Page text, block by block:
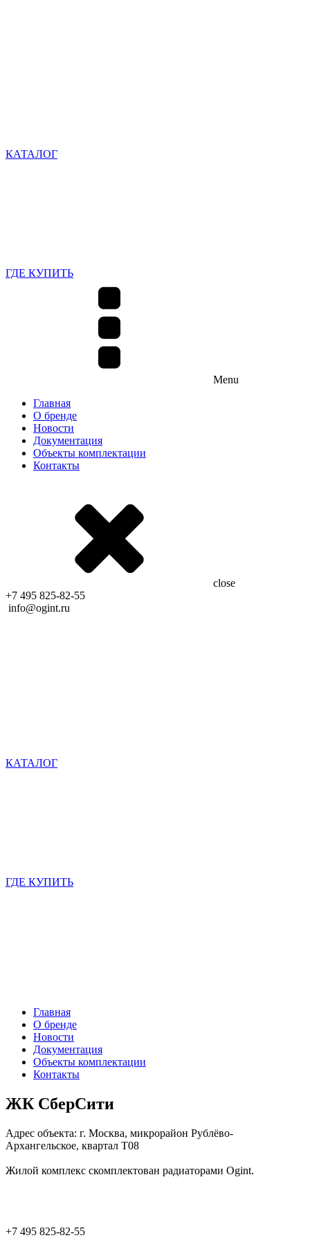
КАТАЛОГ
ГДЕ КУПИТЬ
Menu
Главная
О бренде
Новости
Документация
Объекты комплектации
Контакты
close
+7 495 825-82-55
info@ogint.ru
КАТАЛОГ
ГДЕ КУПИТЬ
Главная
О бренде
Новости
Документация
Объекты комплектации
Контакты
ЖК СберСити
Адрес объекта: г. Москва, микрорайон Рублёво-
Архангельское, квартал Т08
Жилой комплекс скомплектован радиаторами Ogint.
+7 495 825-82-55